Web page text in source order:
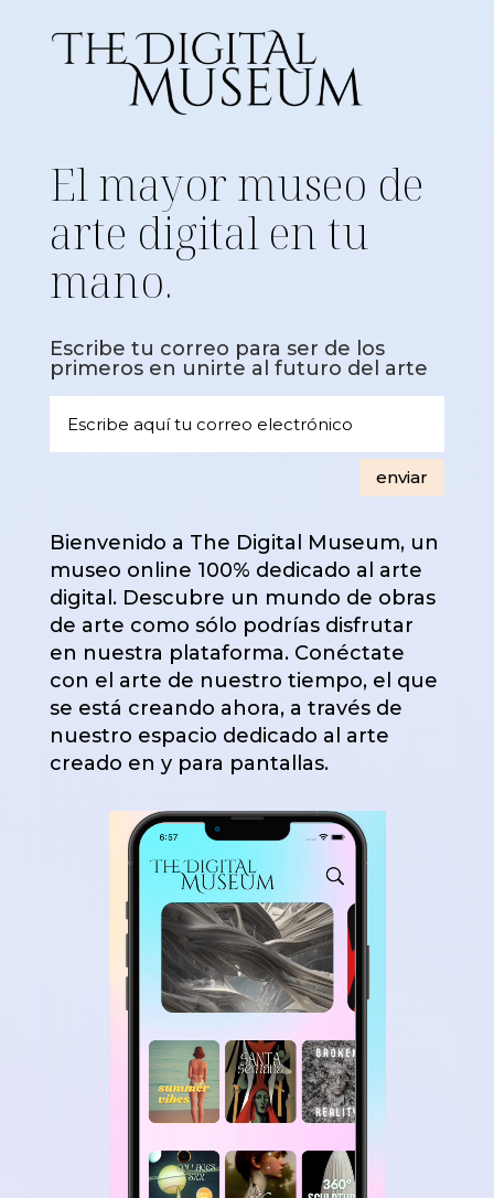
El mayor museo de
arte digital en tu
mano.
Escribe tu correo para ser de los
primeros en unirte al futuro del arte
enviar
Bienvenido a The Digital Museum, un
museo online 100% dedicado al arte
digital. Descubre un mundo de obras
de arte como sólo podrías disfrutar
en nuestra plataforma. Conéctate
con el arte de nuestro tiempo, el que
se está creando ahora, a través de
nuestro espacio dedicado al arte
creado en y para pantallas.